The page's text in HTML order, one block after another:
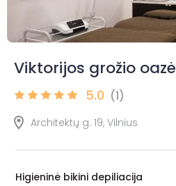
Viktorijos grožio oazė
5.0 (1)
Architektų g. 19, Vilnius
Higieninė bikini depiliacija